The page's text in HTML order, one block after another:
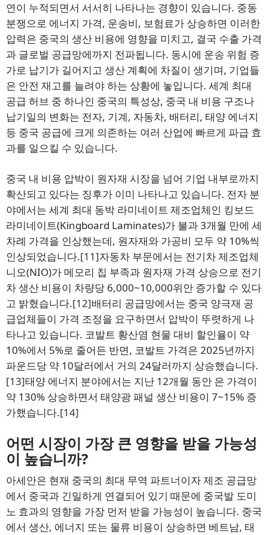
연이 누적되면서 서서히 나타나는 경향이 있습니다. 중동
분쟁으로 에너지 가격, 운송비, 보험료가 상승하면 이러한
압력은 중국의 생산 비용에 영향을 미치고, 결국 수출 가격
과 글로벌 공급망에까지 전파됩니다. 동시에 운송 위험 증
가로 납기가 길어지고 생산 계획에 차질이 생기며, 기업들
은 안전 재고를 늘려야 하는 상황에 놓입니다. 세계 최대
공급 허브 중 하나인 중국의 특성상, 중국 내 비용 구조나
납기일의 변화는 전자, 기계, 자동차, 배터리, 태양 에너지
등 중국 공급에 크게 의존하는 여러 산업에 빠르게 파급 효
과를 일으킬 수 있습니다.
중국 내 비용 압박이 원자재 시장을 넘어 기업 내부로까지
확산되고 있다는 징후가 이미 나타나고 있습니다. 전자 분
야에서는 세계 최대 동박 라미네이트 제조업체인 킹보드
라미네이트(Kingboard Laminates)가 불과 3개월 만에 세
차례 가격을 인상했는데, 원자재와 가공비 모두 약 10%씩
인상되었습니다.[11]자동차 부문에서는 전기차 제조업체
니오(NIO)가 메모리 칩 부족과 원자재 가격 상승으로 전기
차 생산 비용이 차량당 6,000~10,000위안 증가할 수 있다
고 밝혔습니다.[12]배터리 공급망에서는 중국 양극재 공
급업체들이 가격 조정을 요구하면서 압박이 뚜렷하게 나
타나고 있습니다. 코발트 황산염 현물 대비 할인율이 약
10%에서 5%로 줄어든 반면, 코발트 가격은 2025년까지
파운드당 약 10달러에서 거의 24달러까지 상승했습니다.
[13]태양 에너지 분야에서는 지난 12개월 동안 은 가격이
약 130% 상승하면서 태양광 패널 생산 비용이 7~15% 증
가했습니다.[14]
어떤 시장이 가장 큰 영향을 받을 가능성
이 높습니까?
아세안은 현재 중국의 최대 무역 파트너이자 제조 공급망
에서 중국과 긴밀하게 연결되어 있기 때문에 중국발 도미
노 효과의 영향을 가장 먼저 받을 가능성이 높습니다. 중국
에서 생산, 에너지 또는 물류 비용이 상승하면 베트남, 태